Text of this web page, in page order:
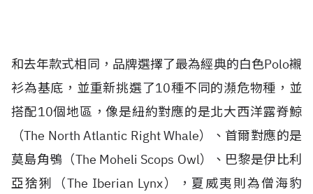
和去年款式相同，品牌選擇了最為經典的白色Polo襯
衫為基底，並重新挑選了10種不同的瀕危物種，並
搭配10個地區，像是紐約對應的是北大西洋露脊鯨
（The North Atlantic Right Whale）、首爾對應的是
莫島角鴞（The Moheli Scops Owl）、巴黎是伊比利
亞猞猁（The Iberian Lynx），夏威夷則為僧海豹